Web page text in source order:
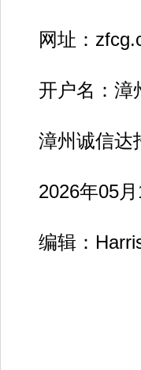
网址：
开户名：漳州
漳州诚信达
2026年05月
编辑：